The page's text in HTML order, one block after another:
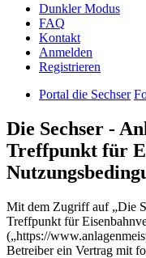
Dunkler Modus
FAQ
Kontakt
Anmelden
Registrieren
Portal die Sechser
Die Sechser -
Treffpunkt für
Mit dem Zugriff auf „Die
Treffpunkt für
(„https://
Betreiber ein Vertrag mit